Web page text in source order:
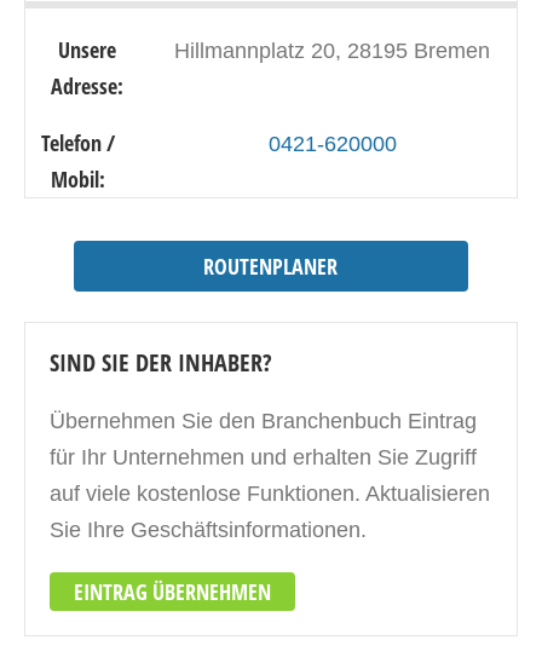
Unsere
Adresse:
Hillmannplatz 20, 28195 Bremen
Telefon /
Mobil:
0421-620000
ROUTENPLANER
SIND SIE DER INHABER?
Übernehmen Sie den Branchenbuch Eintrag
für Ihr Unternehmen und erhalten Sie Zugriff
auf viele kostenlose Funktionen. Aktualisieren
Sie Ihre Geschäftsinformationen.
EINTRAG ÜBERNEHMEN